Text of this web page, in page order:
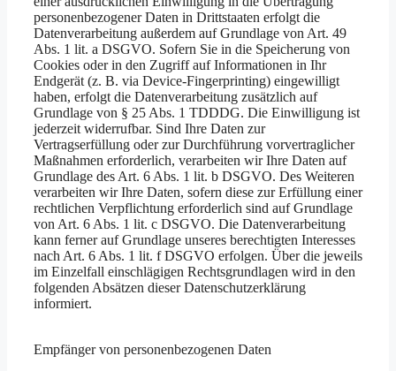
personenbezogener Daten in Drittstaaten erfolgt die
Datenverarbeitung außerdem auf Grundlage von Art. 49
Abs. 1 lit. a DSGVO. Sofern Sie in die Speicherung von
Cookies oder in den Zugriff auf Informationen in Ihr
Endgerät (z. B. via Device-Fingerprinting) eingewilligt
haben, erfolgt die Datenverarbeitung zusätzlich auf
Grundlage von § 25 Abs. 1 TDDDG. Die Einwilligung ist
jederzeit widerrufbar. Sind Ihre Daten zur
Vertragserfüllung oder zur Durchführung vorvertraglicher
Maßnahmen erforderlich, verarbeiten wir Ihre Daten auf
Grundlage des Art. 6 Abs. 1 lit. b DSGVO. Des Weiteren
verarbeiten wir Ihre Daten, sofern diese zur Erfüllung einer
rechtlichen Verpflichtung erforderlich sind auf Grundlage
von Art. 6 Abs. 1 lit. c DSGVO. Die Datenverarbeitung
kann ferner auf Grundlage unseres berechtigten Interesses
nach Art. 6 Abs. 1 lit. f DSGVO erfolgen. Über die jeweils
im Einzelfall einschlägigen Rechtsgrundlagen wird in den
folgenden Absätzen dieser Datenschutzerklärung
informiert.
Empfänger von personenbezogenen Daten